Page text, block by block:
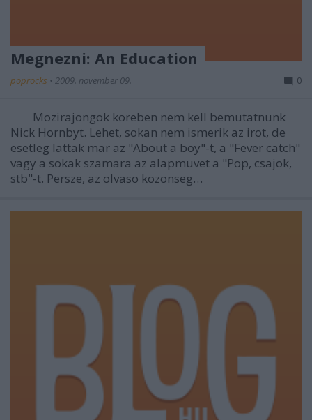
Megnezni: An Education
poprocks • 2009. november 09. 0
Mozirajongok koreben nem kell bemutatnunk
Nick Hornbyt. Lehet, sokan nem ismerik az irot, de
esetleg lattak mar az "About a boy"-t, a "Fever catch"
vagy a sokak szamara az alapmuvet a "Pop, csajok,
stb"-t. Persze, az olvaso kozonseg…